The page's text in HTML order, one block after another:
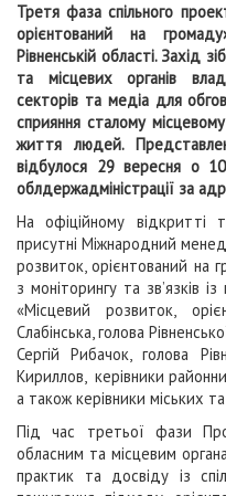
Третя фаза спільного
орієнтований на
Рівненській області. Захід
та місцевих органів
секторів та медіа для
сприяння сталому
життя людей.
відбулося 29 вересня о
облдержадміністрації за
На офіційному
присутні Міжнародний
розвиток, орієнтований на
з моніторингу та зв’язків
«Місцевий розвиток,
Слабінська, голова
Сергій Рибачок, голова
Кириллов, керівники
а також керівники міських
Під час третьої фази
обласним та місцевим
практик та досвіду із